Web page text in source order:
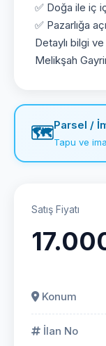
✅ Doğa ile iç
✅ Pazarlığa
Detaylı bilgi
Melikşah
🗺️Parsel /
Tapu ve
Satış Fiyatı
Konum
İlan No